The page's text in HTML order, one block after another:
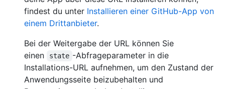
findest du unter Installieren einer GitHub-App von
einem Drittanbieter.
Bei der Weitergabe der URL können Sie
einen
state -Abfrageparameter in die
Installations-URL aufnehmen, um den Zustand der
Anwendungsseite beizubehalten und